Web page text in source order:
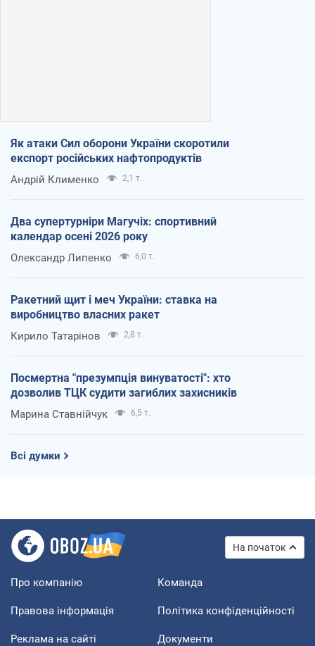
Як атаки Сил оборони України скоротили
експорт російських нафтопродуктів
Андрій Клименко 2,1 т.
Два супертурніри Магучіх: спортивний
календар осені 2026 року
Олександр Липенко 6,0 т.
Ракетний щит і меч України: ставка на
виробництво власних ракет
Кирило Татарінов 2,8 т.
Посмертна "презумпція винуватості": хто
дозволив ТЦК судити загиблих захисників
Марина Ставнійчук 6,5 т.
Всі думки
На початок
Про компанію Команда
Правова інформація Політика конфіденційності
Реклама на сайті Документи